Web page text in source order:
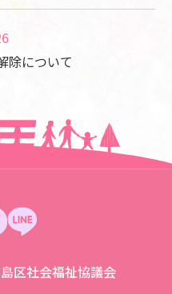
除について
区社会福祉協議会